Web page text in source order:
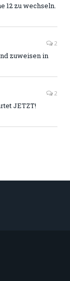
12 zu wechseln.
2
zuweisen in
2
JETZT!